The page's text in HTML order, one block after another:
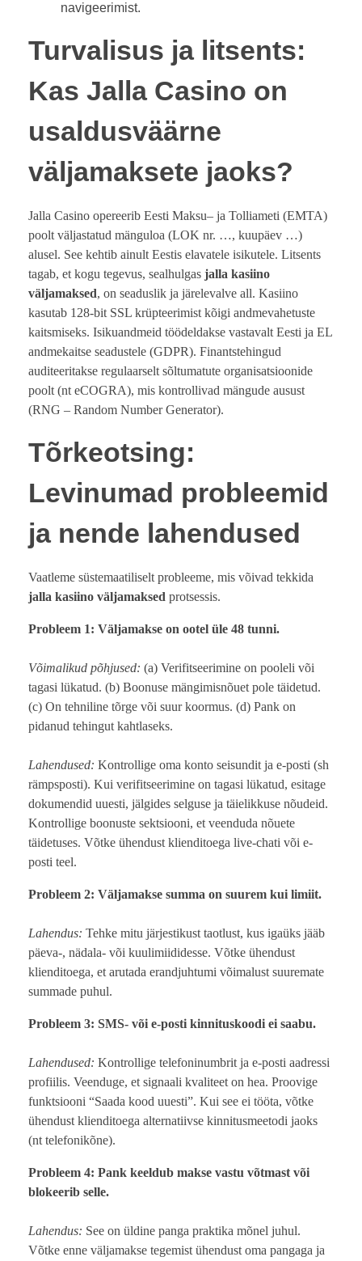
navigeerimist.
Turvalisus ja litsents:
Kas Jalla Casino on
usaldusväärne
väljamaksete jaoks?
Jalla Casino opereerib Eesti Maksu– ja Tolliameti (EMTA)
poolt väljastatud mänguloa (LOK nr. …, kuupäev …)
alusel. See kehtib ainult Eestis elavatele isikutele. Litsents
tagab, et kogu tegevus, sealhulgas jalla kasiino
väljamaksed, on seaduslik ja järelevalve all. Kasiino
kasutab 128-bit SSL krüpteerimist kõigi andmevahetuste
kaitsmiseks. Isikuandmeid töödeldakse vastavalt Eesti ja EL
andmekaitse seadustele (GDPR). Finantstehingud
auditeeritakse regulaarselt sõltumatute organisatsioonide
poolt (nt eCOGRA), mis kontrollivad mängude ausust
(RNG – Random Number Generator).
Tõrkeotsing:
Levinumad probleemid
ja nende lahendused
Vaatleme süstemaatiliselt probleeme, mis võivad tekkida
jalla kasiino väljamaksed protsessis.
Probleem 1: Väljamakse on ootel üle 48 tunni.
Võimalikud põhjused: (a) Verifitseerimine on pooleli või
tagasi lükatud. (b) Boonuse mängimisnõuet pole täidetud.
(c) On tehniline tõrge või suur koormus. (d) Pank on
pidanud tehingut kahtlaseks.
Lahendused: Kontrollige oma konto seisundit ja e-posti (sh
rämpsposti). Kui verifitseerimine on tagasi lükatud, esitage
dokumendid uuesti, jälgides selguse ja täielikkuse nõudeid.
Kontrollige boonuste sektsiooni, et veenduda nõuete
täidetuses. Võtke ühendust klienditoega live-chati või e-
posti teel.
Probleem 2: Väljamakse summa on suurem kui limiit.
Lahendus: Tehke mitu järjestikust taotlust, kus igaüks jääb
päeva-, nädala- või kuulimiididesse. Võtke ühendust
klienditoega, et arutada erandjuhtumi võimalust suuremate
summade puhul.
Probleem 3: SMS- või e-posti kinnituskoodi ei saabu.
Lahendused: Kontrollige telefoninumbrit ja e-posti aadressi
profiilis. Veenduge, et signaali kvaliteet on hea. Proovige
funktsiooni “Saada kood uuesti”. Kui see ei tööta, võtke
ühendust klienditoega alternatiivse kinnitusmeetodi jaoks
(nt telefonikõne).
Probleem 4: Pank keeldub makse vastu võtmast või
blokeerib selle.
Lahendus: See on üldine panga praktika mõnel juhul.
Võtke enne väljamakse tegemist ühendust oma pangaga ja